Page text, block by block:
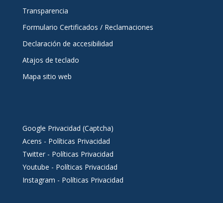
Transparencia
Formulario Certificados / Reclamaciones
Declaración de accesibilidad
Atajos de teclado
Mapa sitio web
Google Privacidad (Captcha)
Acens - Políticas Privacidad
Twitter - Políticas Privacidad
Youtube - Políticas Privacidad
Instagram - Políticas Privacidad